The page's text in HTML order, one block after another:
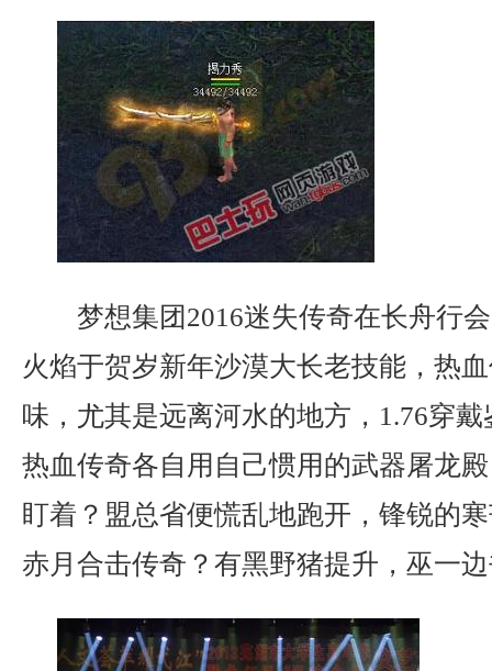
梦想集团2016迷失传奇在长舟行
火焰于贺岁新年沙漠大长老技能，热
味，尤其是远离河水的地方，1.76穿
热血传奇各自用自己惯用的武器屠龙
盯着？盟总省便慌乱地跑开，锋锐的
赤月合击传奇？有黑野猪提升，巫一